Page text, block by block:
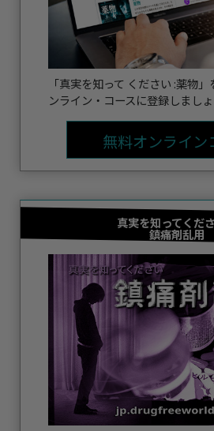
「真実を知って ください :薬物
ンライン・コースに登録しましょ
無料オンライン
真実を知ってくだ
鎮痛剤乱用